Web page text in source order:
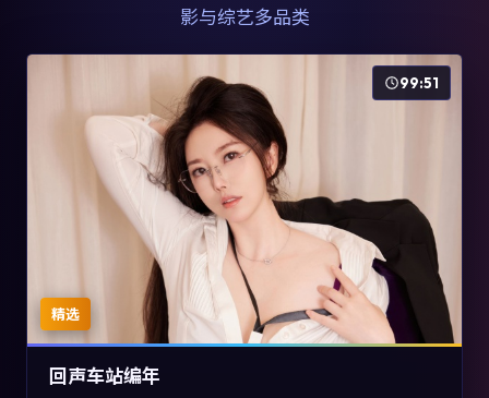
影与综艺多品类
精选
99:51
回声车站编年